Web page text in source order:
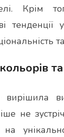
Крім
тенденції
не